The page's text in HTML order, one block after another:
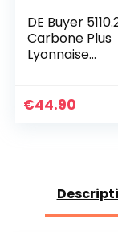
DE Buyer
Carbone Plus
Lyonnaise
€44.90